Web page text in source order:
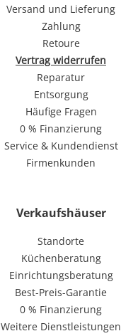
Versand und Lieferung
Zahlung
Retoure
Vertrag widerrufen
Reparatur
Entsorgung
Häufige Fragen
0 % Finanzierung
Service & Kundendienst
Firmenkunden
Verkaufshäuser
Standorte
Küchenberatung
Einrichtungsberatung
Best-Preis-Garantie
0 % Finanzierung
Weitere Dienstleistungen